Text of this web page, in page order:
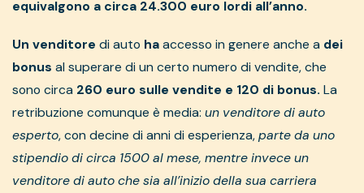
equivalgono a circa 24.300 euro lordi all’anno.
Un venditore di auto haaccesso in genere anche a dei
bonus al superare di un certo numero di vendite, che
sono circa 260 euro sulle vendite e 120 di bonus. La
retribuzione comunque è media: un venditore di auto
esperto, con decine di anni di esperienza,parte da uno
stipendio di circa 1500 al mese, mentre invece un
venditore di auto che sia all’inizio della sua carriera